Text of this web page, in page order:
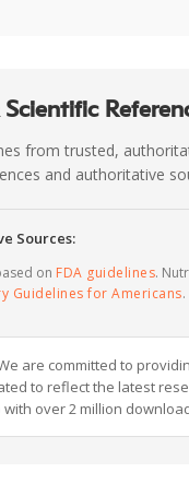
Scientific
from trusted,
and authoritative
Sources:
on FDA guidelines.
Guidelines for Americans.
are committed to
to reflect the latest
over 2 million